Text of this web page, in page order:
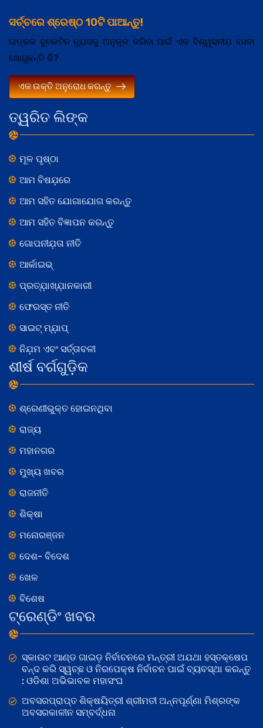
ତ୍ୱରିତ ଲିଙ୍କ
ମୂଳ ପୃଷ୍ଠା
ଆମ ବିଷଯ଼ରେ
ଆମ ସହିତ ଯୋଗାଯୋଗ କରନ୍ତୁ
ଆମ ସହିତ ବିଜ୍ଞାପନ କରନ୍ତୁ
ଗୋପନୀଯ଼ତା ନୀତି
ଆର୍କାଇଭ୍
ପ୍ରତ୍ଯ଼ାଖ୍ଯ଼ାନକାରୀ
ଫେରସ୍ତ ନୀତି
ସାଇଟ୍ ମ୍ଯ଼ାପ୍
ନିଯ଼ମ ଏବଂ ସର୍ତ୍ତାବଳୀ
ଶୀର୍ଷ ବର୍ଗଗୁଡ଼ିକ
ଶ୍ରେଣୀଭୁକ୍ତ ହୋଇନଥିବା
ରାଜ୍ୟ
ମହାନଗର
ମୁଖ୍ୟ ଖବର
ରାଜନୀତି
ଶିକ୍ଷା
ମନୋରଞ୍ଜନ
ଦେଶ- ବିଦେଶ
ଖେଳ
ବିଶେଷ
ଟ୍ରେଣ୍ଡିଂ ଖବର
ସ୍କାଉଟ ଆଣ୍ଡ ଗାଇଡ଼ ନିର୍ବାଚନରେ ମନ୍ତ୍ରୀ ଅଯଥା ହସ୍ତକ୍ଷେପ
ବନ୍ଦ କରି ସ୍ୱଚ୍ଛ ଓ ନିରପେକ୍ଷ ନିର୍ବାଚନ ପାଇଁ ବ୍ୟବସ୍ଥା କରନ୍ତୁ
: ଓଡିଶା ଅଭିଭାବକ ମହାସଂଘ
ଅବସରପ୍ରାପ୍ତ ଶିକ୍ଷୟିତ୍ରୀ ଶ୍ରୀମତୀ ଅନ୍ନପୂର୍ଣ୍ଣା ମିଶ୍ରଙ୍କ
ଅବସରକାଳୀନ ସମ୍ବର୍ଦ୍ଧନା
ସର୍ଚ୍ଚରେ ଶ୍ରେଷ୍ଠ 10ଟି ପାଆନ୍ତୁ!
ଉତ୍କଳ ବୁଲେଟିନ ନ୍ଯ଼ୁଜକୁ ଅନୁକୂଳ କରିବା ପାଇଁ ଏକ ବିଶ୍ୱସନୀଯ଼ ସେବା
ଖୋଜୁଛନ୍ତି କି?
ଏକ ଉକ୍ତି ଅନୁରୋଧ କରନ୍ତୁ